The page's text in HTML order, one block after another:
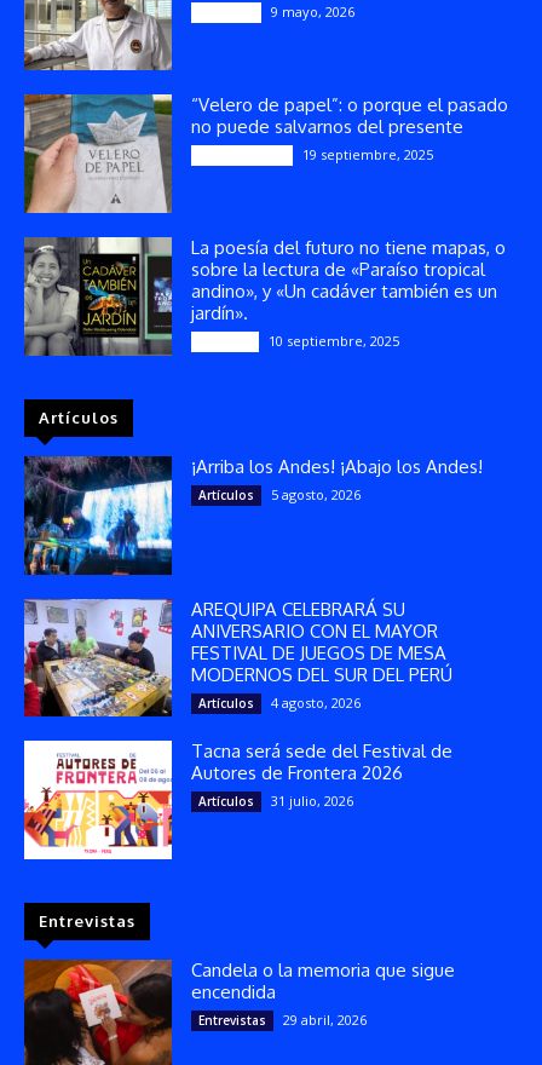
9 mayo, 2026
“Velero de papel”: o porque el pasado
no puede salvarnos del presente
19 septiembre, 2025
La poesía del futuro no tiene mapas, o
sobre la lectura de «Paraíso tropical
andino», y «Un cadáver también es un
jardín».
10 septiembre, 2025
Artículos
¡Arriba los Andes! ¡Abajo los Andes!
Artículos 5 agosto, 2026
AREQUIPA CELEBRARÁ SU
ANIVERSARIO CON EL MAYOR
FESTIVAL DE JUEGOS DE MESA
MODERNOS DEL SUR DEL PERÚ
Artículos 4 agosto, 2026
Tacna será sede del Festival de
Autores de Frontera 2026
Artículos 31 julio, 2026
Entrevistas
Candela o la memoria que sigue
encendida
Entrevistas 29 abril, 2026